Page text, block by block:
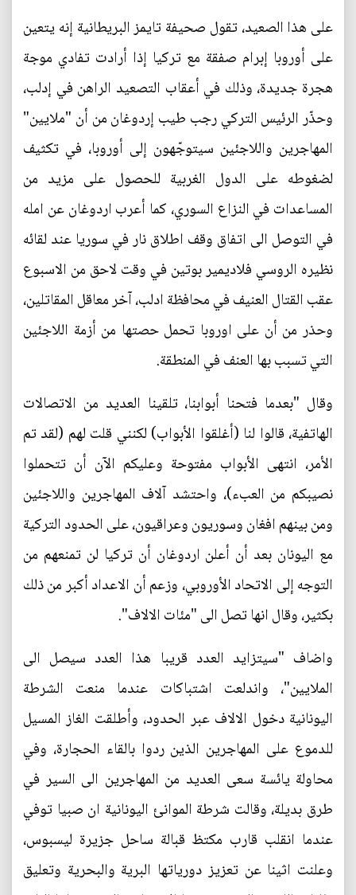
على هذا الصعيد، تقول صحيفة تايمز البريطانية إنه يتعين
على أوروبا إبرام صفقة مع تركيا إذا أرادت تفادي موجة
هجرة جديدة، وذلك في أعقاب التصعيد الراهن في إدلب،
وحذّر الرئيس التركي رجب طيب إردوغان من أن "ملايين"
المهاجرين واللاجئين سيتوجّهون إلى أوروبا، في تكثيف
لضغوطه على الدول الغربية للحصول على مزيد من
المساعدات في النزاع السوري، كما أعرب اردوغان عن امله
في التوصل الى اتفاق وقف اطلاق نار في سوريا عند لقائه
نظيره الروسي فلاديمير بوتين في وقت لاحق من الاسبوع
عقب القتال العنيف في محافظة ادلب، آخر معاقل المقاتلين،
وحذر من أن على اوروبا تحمل حصتها من أزمة اللاجئين
التي تسبب بها العنف في المنطقة.
وقال "بعدما فتحنا أبوابنا، تلقينا العديد من الاتصالات
الهاتفية، قالوا لنا (أغلقوا الأبواب) لكنني قلت لهم (لقد تم
الأمر، انتهى الأبواب مفتوحة وعليكم الآن أن تتحملوا
نصيبكم من العبء)، واحتشد آلاف المهاجرين واللاجئين
ومن بينهم افغان وسوريون وعراقيون، على الحدود التركية
مع اليونان بعد أن أعلن اردوغان أن تركيا لن تمنعهم من
التوجه إلى الاتحاد الأوروبي، وزعم أن الاعداد أكبر من ذلك
بكثير، وقال انها تصل الى "مئات الالاف".
واضاف "سيتزايد العدد قريبا هذا العدد سيصل الى
الملايين"، واندلعت اشتباكات عندما منعت الشرطة
اليونانية دخول الالاف عبر الحدود، وأطلقت الغاز المسيل
للدموع على المهاجرين الذين ردوا بالقاء الحجارة، وفي
محاولة يائسة سعى العديد من المهاجرين الى السير في
طرق بديلة، وقالت شرطة الموانئ اليونانية ان صبيا توفي
عندما انقلب قارب مكتظ قبالة ساحل جزيرة ليسبوس،
وعلنت اثينا عن تعزيز دورياتها البرية والبحرية وتعليق